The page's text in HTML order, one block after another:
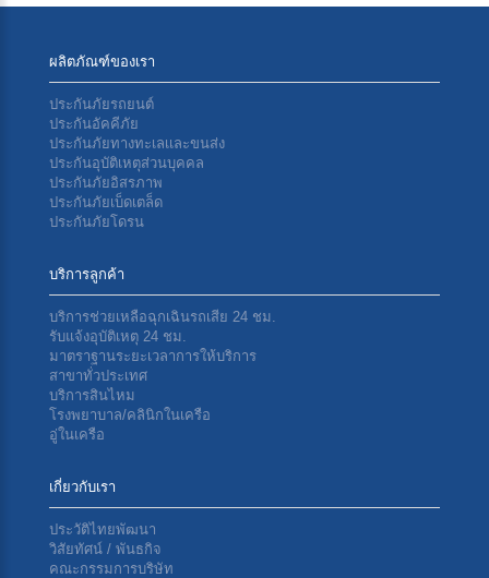
ผลิตภัณฑ์ของเรา
ประกันภัยรถยนต์
ประกันอัคคีภัย
ประกันภัยทางทะเลเเละขนส่ง
ประกันอุบัติเหตุส่วนบุคคล
ประกันภัยอิสรภาพ
ประกันภัยเบ็ดเตล็ด
ประกันภัยโดรน
บริการลูกค้า
บริการช่วยเหลือฉุกเฉินรถเสีย 24 ชม.
รับแจ้งอุบัติเหตุ 24 ชม.
มาตราฐานระยะเวลาการให้บริการ
สาขาทั่วประเทศ
บริการสินไหม
โรงพยาบาล/คลินิกในเครือ
อู่ในเครือ
เกี่ยวกับเรา
ประวัติไทยพัฒนา
วิสัยทัศน์ / พันธกิจ
คณะกรรมการบริษัท